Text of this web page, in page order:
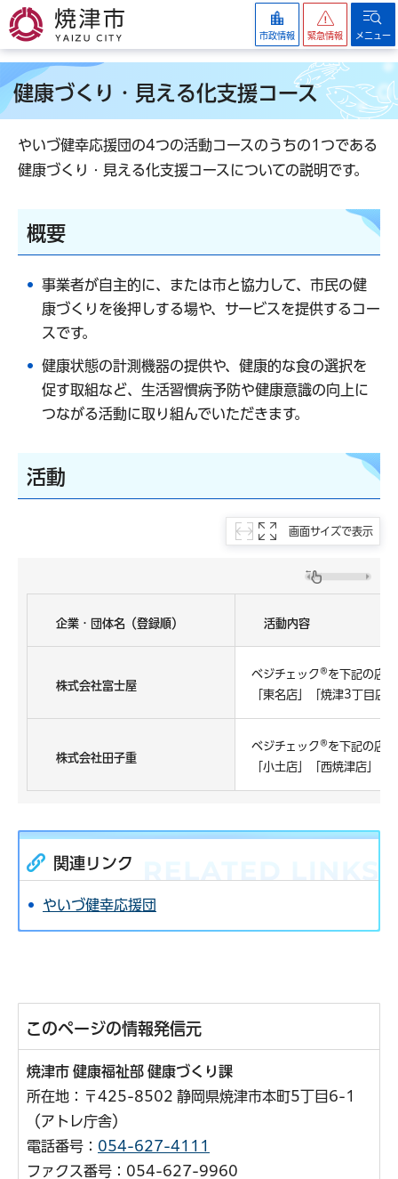
焼津市
市政情報 緊急情報 メニュー
健康づくり・見える化支援コース
やいづ健幸応援団の4つの活動コースのうちの1つである
健康づくり・見える化支援コースについての説明です。
概要
事業者が自主的に、または市と協力して、市民の健
康づくりを後押しする場や、サービスを提供するコー
スです。
健康状態の計測機器の提供や、健康的な食の選択を
促す取組など、生活習慣病予防や健康意識の向上に
つながる活動に取り組んでいただきます。
活動
画面サイズで表示
企業・団体名（登録順） 活動内容
株式会社富士屋
ベジチェック®を下記の店
「東名店」「焼津3丁目店
株式会社田子重
ベジチェック®を下記の店
「小土店」「西焼津店」「
関連リンク
やいづ健幸応援団
このページの情報発信元
焼津市 健康福祉部 健康づくり課
所在地：〒425-8502 静岡県焼津市本町5丁目6-1
（アトレ庁舎）
電話番号： 054-627-4111
ファクス番号：054-627-9960